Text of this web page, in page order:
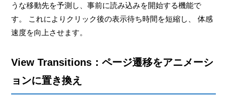
うな移動先を予測し、事前に読み込みを開始する機能で
す。 これによりクリック後の表示待ち時間を短縮し、 体感
速度を向上させます。
View Transitions：ページ遷移をアニメーシ
ョンに置き換え